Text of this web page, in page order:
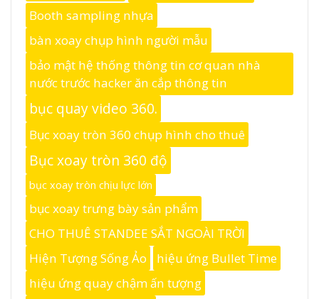
Booth sampling nhựa
bàn xoay chụp hình người mẫu
bảo mật hệ thống thông tin cơ quan nhà
nước trước hacker ăn cắp thông tin
bục quay video 360.
Bục xoay tròn 360 chụp hình cho thuê
Bục xoay tròn 360 độ
bục xoay tròn chịu lực lớn
bục xoay trưng bày sản phẩm
CHO THUÊ STANDEE SẮT NGOÀI TRỜI
Hiện Tượng Sống Ảo
hiệu ứng Bullet Time
hiệu ứng quay chậm ấn tượng